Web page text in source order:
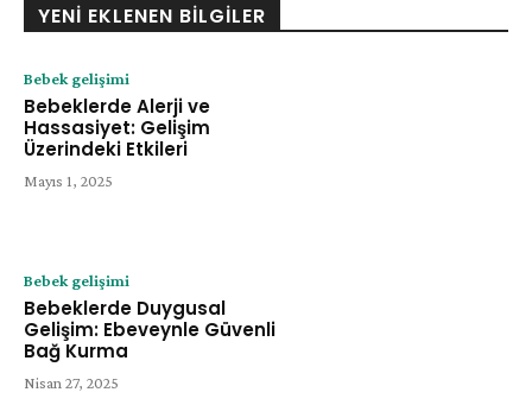
YENI EKLENEN BILGILER
Bebek gelişimi
Bebeklerde Alerji ve
Hassasiyet: Gelişim
Üzerindeki Etkileri
Mayıs 1, 2025
Bebek gelişimi
Bebeklerde Duygusal
Gelişim: Ebeveynle Güvenli
Bağ Kurma
Nisan 27, 2025